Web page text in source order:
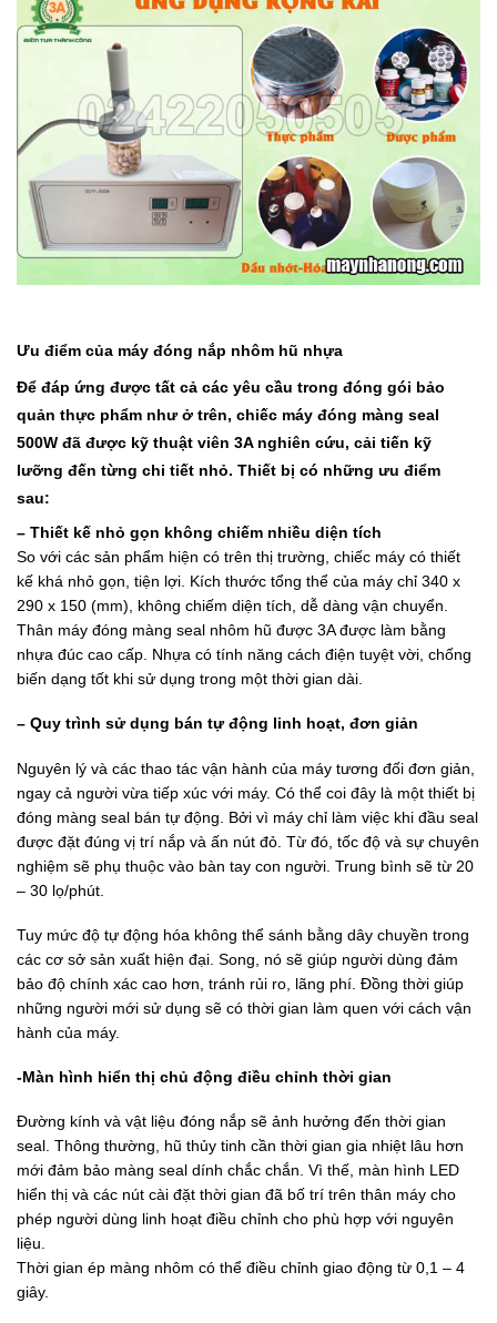
Ưu điểm của máy đóng nắp nhôm hũ nhựa
Để đáp ứng được tất cả các yêu cầu trong đóng gói bảo
quản thực phẩm như ở trên, chiếc máy đóng màng seal
500W đã được kỹ thuật viên 3A nghiên cứu, cải tiến kỹ
lưỡng đến từng chi tiết nhỏ. Thiết bị có những ưu điểm
sau:
– Thiết kế nhỏ gọn không chiếm nhiều diện tích
So với các sản phẩm hiện có trên thị trường, chiếc máy có thiết
kế khá nhỏ gọn, tiện lợi. Kích thước tổng thể của máy chỉ 340 x
290 x 150 (mm), không chiếm diện tích, dễ dàng vận chuyển.
Thân máy đóng màng seal nhôm hũ được 3A được làm bằng
nhựa đúc cao cấp. Nhựa có tính năng cách điện tuyệt vời, chống
biến dạng tốt khi sử dụng trong một thời gian dài.
– Quy trình sử dụng bán tự động linh hoạt, đơn giản
Nguyên lý và các thao tác vận hành của máy tương đối đơn giản,
ngay cả người vừa tiếp xúc với máy. Có thể coi đây là một thiết bị
đóng màng seal bán tự động. Bởi vì máy chỉ làm việc khi đầu seal
được đặt đúng vị trí nắp và ấn nút đỏ. Từ đó, tốc độ và sự chuyên
nghiệm sẽ phụ thuộc vào bàn tay con người. Trung bình sẽ từ 20
– 30 lọ/phút.
Tuy mức độ tự động hóa không thể sánh bằng dây chuyền trong
các cơ sở sản xuất hiện đại. Song, nó sẽ giúp người dùng đảm
bảo độ chính xác cao hơn, tránh rủi ro, lãng phí. Đồng thời giúp
những người mới sử dụng sẽ có thời gian làm quen với cách vận
hành của máy.
-Màn hình hiển thị chủ động điều chỉnh thời gian
Đường kính và vật liệu đóng nắp sẽ ảnh hưởng đến thời gian
seal. Thông thường, hũ thủy tinh cần thời gian gia nhiệt lâu hơn
mới đảm bảo màng seal dính chắc chắn. Vì thế, màn hình LED
hiển thị và các nút cài đặt thời gian đã bố trí trên thân máy cho
phép người dùng linh hoạt điều chỉnh cho phù hợp với nguyên
liệu.
Thời gian ép màng nhôm có thể điều chỉnh giao động từ 0,1 – 4
giây.